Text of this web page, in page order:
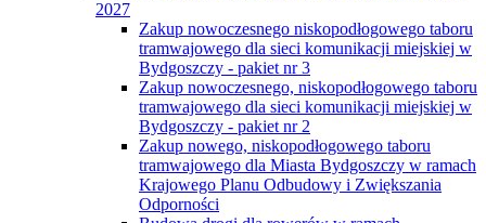
2027
Zakup nowoczesnego niskopodłogowego taboru
tramwajowego dla sieci komunikacji miejskiej w
Bydgoszczy - pakiet nr 3
Zakup nowoczesnego, niskopodłogowego taboru
tramwajowego dla sieci komunikacji miejskiej w
Bydgoszczy - pakiet nr 2
Zakup nowego, niskopodłogowego taboru
tramwajowego dla Miasta Bydgoszczy w ramach
Krajowego Planu Odbudowy i Zwiększania
Odporności